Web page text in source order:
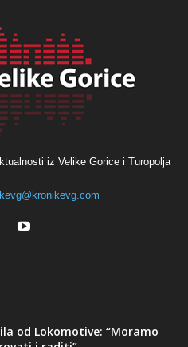
iz Velike Gorice i Turopolja
od Lokomotive: “Moramo